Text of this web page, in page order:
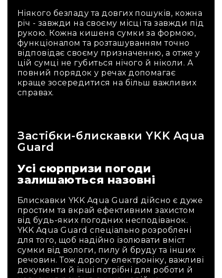
Ніякого безладу та довгих пошуків, кожна
річ - завжди на своєму місці та завжди під
рукою. Кожна кишеня сумки за формою,
функціоналом та розташуванням точно
відповідає своєму призначенню, а отже у
цій сумці не губиться нічого й ніколи. А
повний порядок у речах допомагає
краще зосередитися на більш важливих
справах.
Застібки-блискавки YKK Aqua
Guard
Усі сюрпризи погоди
залишаються назовні
Блискавки YKK Aqua Guard дійсно є дуже
простим та вкрай ефективним захистом
від будь-яких погодних несподіванок.
YKK Aqua Guard спеціально розроблені
для того, щоб надійно ізолювати вміст
сумки від вологи, пилу й бруду та інших
речовин. Тож дорогу електроніку, важливі
документи й інші потрібні для роботи й